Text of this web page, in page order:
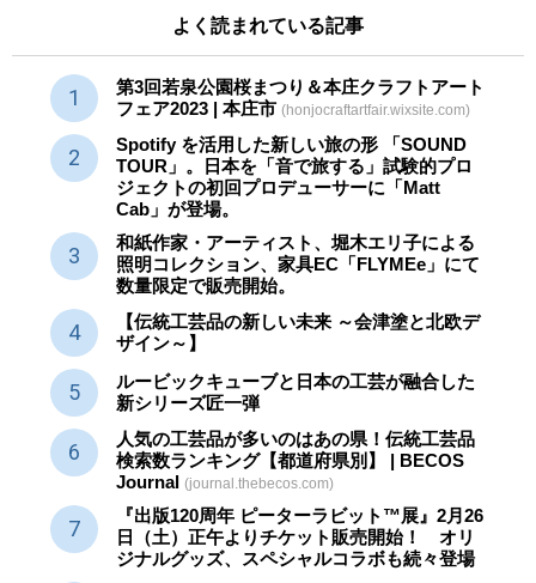
よく読まれている記事
第3回若泉公園桜まつり＆本庄クラフトアート
フェア2023 | 本庄市 (honjocraftartfair.wixsite.com)
Spotify を活用した新しい旅の形 「SOUND
TOUR」。日本を「音で旅する」試験的プロ
ジェクトの初回プロデューサーに「Matt
Cab」が登場。
和紙作家・アーティスト、堀木エリ子による
照明コレクション、家具EC「FLYMEe」にて
数量限定で販売開始。
【伝統工芸品の新しい未来 ～会津塗と北欧デ
ザイン～】
ルービックキューブと日本の工芸が融合した
新シリーズ匠一弾
人気の工芸品が多いのはあの県！伝統工芸品
検索数ランキング【都道府県別】 | BECOS
Journal (journal.thebecos.com)
『出版120周年 ピーターラビット™展』2月26
日（土）正午よりチケット販売開始！ オリ
ジナルグッズ、スペシャルコラボも続々登場